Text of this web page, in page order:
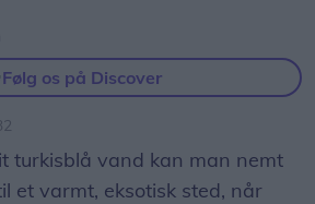
Andreas
har interessen været
at vi kunne fange nogle
til en unik ejendom, men
Følg os på Discover
turkisblå vand kan man nemt
et varmt, eksotisk sted, når